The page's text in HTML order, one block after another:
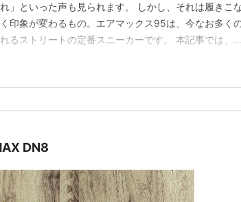
」といった声も見られます。 しかし、それは履きこ
印象が変わるもの。エアマックス95は、今なお多く
るストリートの定番スニーカーです。 本記事では、
その回避法まで、初心者にも分かりやすく解説しま
持って履きたい方は、ぜ…
DN8